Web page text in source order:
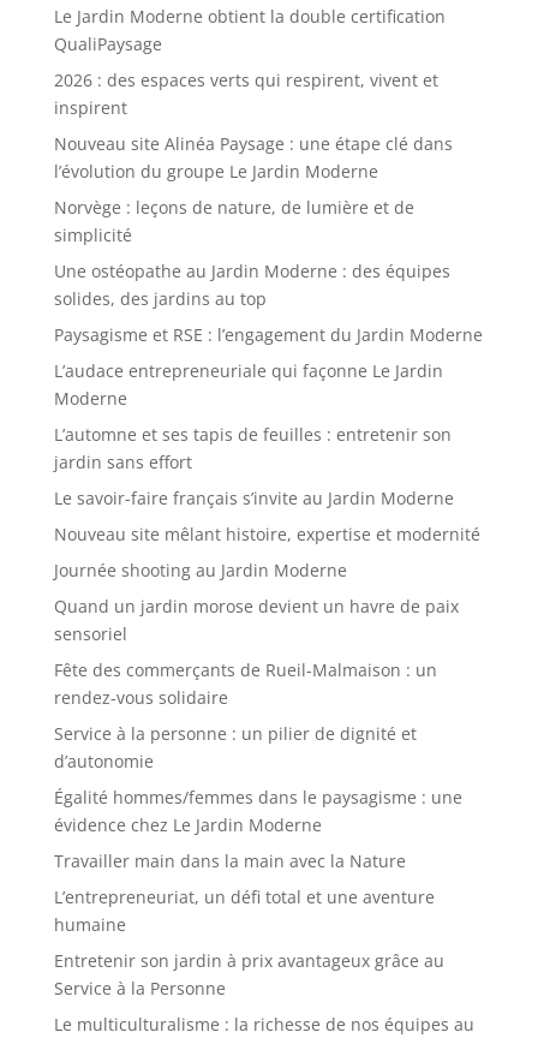
Le Jardin Moderne obtient la double certification
QualiPaysage
2026 : des espaces verts qui respirent, vivent et
inspirent
Nouveau site Alinéa Paysage : une étape clé dans
l’évolution du groupe Le Jardin Moderne
Norvège : leçons de nature, de lumière et de
simplicité
Une ostéopathe au Jardin Moderne : des équipes
solides, des jardins au top
Paysagisme et RSE : l’engagement du Jardin Moderne
L’audace entrepreneuriale qui façonne Le Jardin
Moderne
L’automne et ses tapis de feuilles : entretenir son
jardin sans effort
Le savoir-faire français s’invite au Jardin Moderne
Nouveau site mêlant histoire, expertise et modernité
Journée shooting au Jardin Moderne
Quand un jardin morose devient un havre de paix
sensoriel
Fête des commerçants de Rueil-Malmaison : un
rendez-vous solidaire
Service à la personne : un pilier de dignité et
d’autonomie
Égalité hommes/femmes dans le paysagisme : une
évidence chez Le Jardin Moderne
Travailler main dans la main avec la Nature
L’entrepreneuriat, un défi total et une aventure
humaine
Entretenir son jardin à prix avantageux grâce au
Service à la Personne
Le multiculturalisme : la richesse de nos équipes au